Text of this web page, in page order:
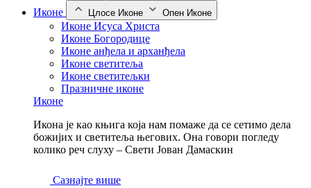
Иконе
Цлосе Иконе Опен Иконе
Иконе Исуса Христа
Иконе Богородице
Иконе анђела и арханђела
Иконе светитеља
Иконе светитељки
Празничне иконе
Иконе
Икона је као књига која нам помаже да се сетимо дела
божијих и светитеља његових. Она говори погледу
колико реч слуху – Свети Јован Дамаскин
Сазнајте више